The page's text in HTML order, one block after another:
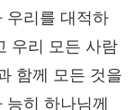
우리를 대적하
우리 모든 사람
함께 모든 것을
히 하나님께